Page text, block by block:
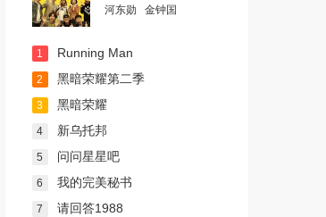
河东勋
金钟国
1 Running Man
2 黑暗荣耀第二季
3 黑暗荣耀
4 新乌托邦
5 问问星星吧
6 我的完美秘书
7 请回答1988